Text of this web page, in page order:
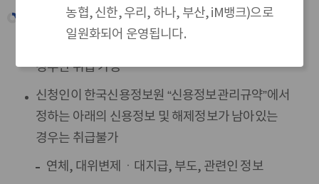
신용 평가 및 정보
경우만 취급 가능
신청인이 한국신용정보원 “신용정보관리규약”에서
정하는 아래의 신용정보 및 해제정보가 남아있는
경우는 취급불가
연체, 대위변제ㆍ대지급, 부도, 관련인 정보
농협, 신한, 우리, 하나, 부산, iM뱅크)으로
일원화되어 운영됩니다.